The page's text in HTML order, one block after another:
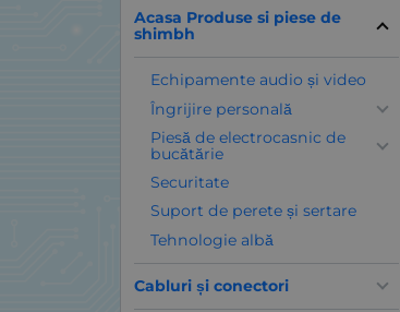
Acasa Produse si piese de
shimbh
Echipamente audio și video
Îngrijire personală
Piesă de electrocasnic de
bucătărie
Securitate
Suport de perete și sertare
Tehnologie albă
Cabluri și conectori